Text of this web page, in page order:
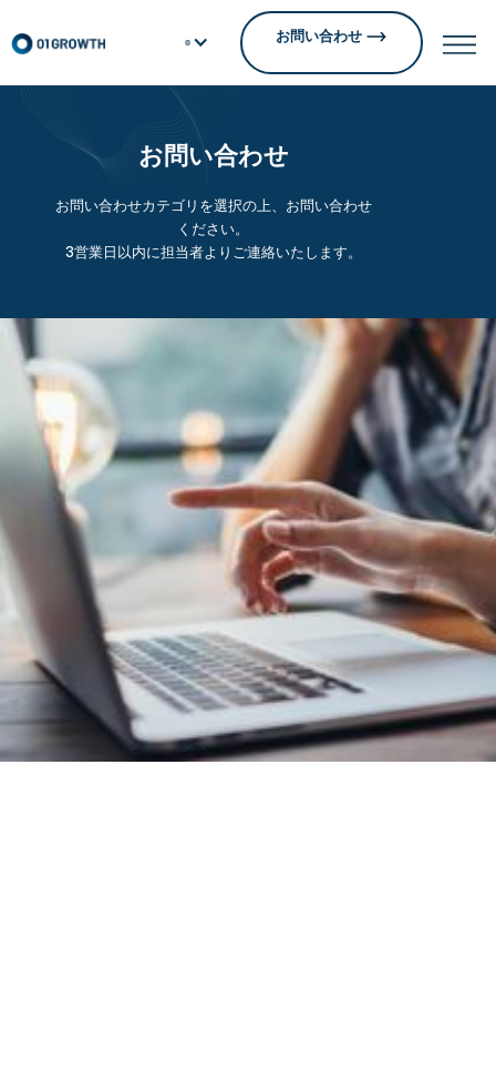
お問い合わせ
お問い合わせ
お問い合わせカテゴリを選択の上、お問い合わせ
ください。
3営業日以内に担当者よりご連絡いたします。